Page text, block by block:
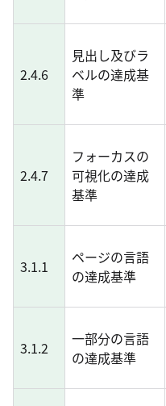
2.4.6
見出し及びラ
ベルの達成基
準
2.4.7
フォーカスの
可視化の達成
基準
3.1.1
ページの言語
の達成基準
3.1.2
一部分の言語
の達成基準